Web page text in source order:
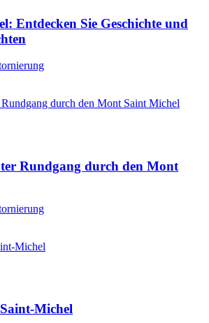
Entdecken Sie Geschichte und
Rundgang durch den Mont
Michel